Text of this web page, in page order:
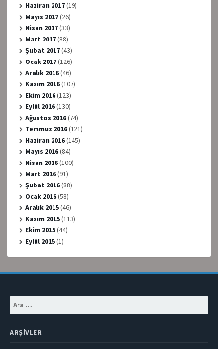
Haziran 2017(19)
Mayıs 2017(26)
Nisan 2017(33)
Mart 2017(88)
Şubat 2017(43)
Ocak 2017(126)
Aralık 2016(46)
Kasım 2016(107)
Ekim 2016(123)
Eylül 2016(130)
Ağustos 2016(74)
Temmuz 2016(121)
Haziran 2016(145)
Mayıs 2016(84)
Nisan 2016(100)
Mart 2016(91)
Şubat 2016(88)
Ocak 2016(58)
Aralık 2015(46)
Kasım 2015(113)
Ekim 2015(44)
Eylül 2015(1)
Arama:
ARŞIVLER